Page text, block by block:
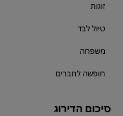
זוגות
טיול לבד
משפחה
חופשה לחברים
סיכום הדירוג